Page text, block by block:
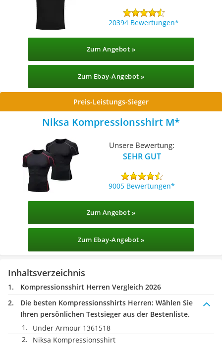
20394 Bewertungen
Zum Angebot »
Zum Ebay-Angebot »
Preis-Leistungs-Sieger
Niksa Kompressionsshirt M
Unsere Bewertung:
SEHR GUT
9005 Bewertungen
Zum Angebot »
Zum Ebay-Angebot »
Inhaltsverzeichnis
Kompressionsshirt Herren Vergleich 2026
Die besten Kompressionsshirts Herren: Wählen Sie
Ihren persönlichen Testsieger aus der Bestenliste.
Under Armour 1361518
Niksa Kompressionsshirt